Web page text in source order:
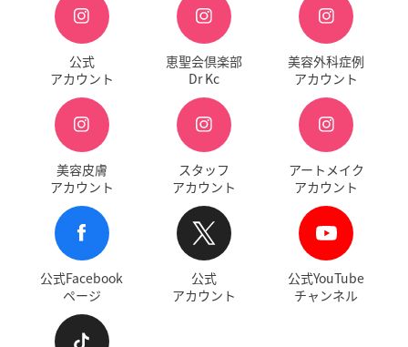
公式
アカウント
恵聖会倶楽部
Dr Kc
美容外科症例
アカウント
美容皮膚
アカウント
スタッフ
アカウント
アートメイク
アカウント
公式Facebook
ページ
公式
アカウント
公式YouTube
チャンネル